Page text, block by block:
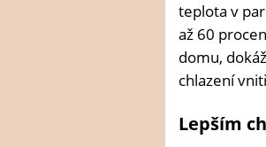
teplota v
až 60
domu,
chlazení
Lepším